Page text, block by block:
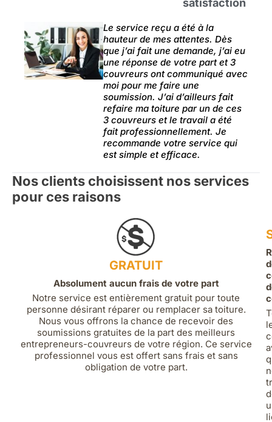
satisfaction
Le service reçu a été à la
hauteur de mes attentes. Dès
que j’ai fait une demande, j’ai eu
une réponse de votre part et 3
couvreurs ont communiqué avec
moi pour me faire une
soumission. J’ai d’ailleurs fait
refaire ma toiture par un de ces
3 couvreurs et le travail a été
fait professionnellement. Je
recommande votre service qui
est simple et efficace.
Nos clients choisissent nos services
pour ces raisons
GRATUIT
Absolument aucun frais de votre part
Notre service est entièrement gratuit pour toute
personne désirant réparer ou remplacer sa toiture.
Nous vous offrons la chance de recevoir des
soumissions gratuites de la part des meilleurs
entrepreneurs-couvreurs de votre région. Ce service
professionnel vous est offert sans frais et sans
obligation de votre part.